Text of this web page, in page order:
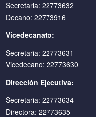
Secretaria: 22773632
Decano: 22773916
Vicedecanato:
Secretaria: 22773631
Vicedecano: 22773630
Dirección Ejecutiva:
Secretaria: 22773634
Directora: 22773635